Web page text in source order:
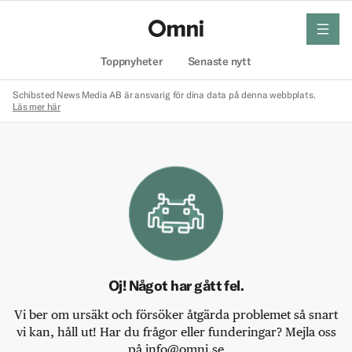
Toppnyheter Senaste nytt
meny
Schibsted News Media AB är ansvarig för dina data på denna webbplats.
Läs mer här
Oj! Något har gått fel.
Vi ber om ursäkt och försöker åtgärda problemet så snart
vi kan, håll ut! Har du frågor eller funderingar? Mejla oss